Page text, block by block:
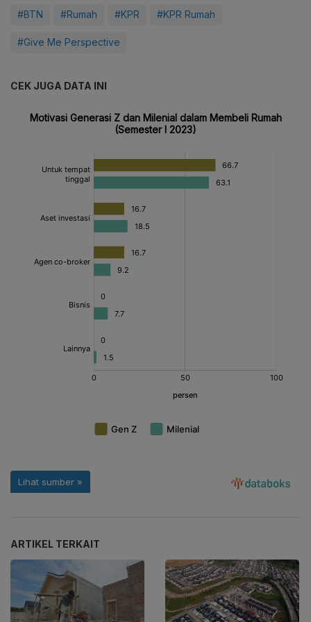
#BTN #Rumah #KPR #KPR Rumah
#Give Me Perspective
CEK JUGA DATA INI
ARTIKEL TERKAIT